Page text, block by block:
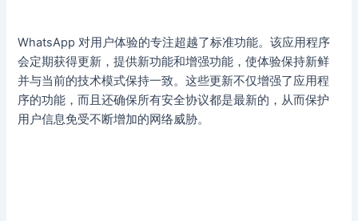
WhatsApp 对用户体验的专注超越了标准功能。该应用程序
会定期获得更新，提供新功能和增强功能，使体验保持新鲜
并与当前的技术模式保持一致。这些更新不仅增强了应用程
序的功能，而且还确保所有安全协议都是最新的，从而保护
用户信息免受不断增加的网络威胁。